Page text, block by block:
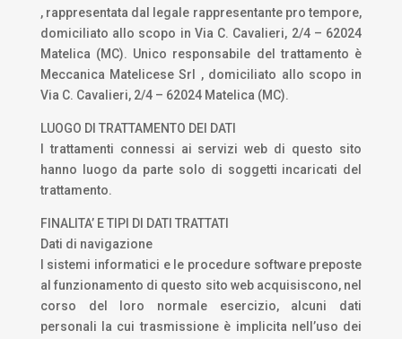
, rappresentata dal legale rappresentante pro tempore,
domiciliato allo scopo in Via C. Cavalieri, 2/4 – 62024
Matelica (MC). Unico responsabile del trattamento è
Meccanica Matelicese Srl , domiciliato allo scopo in
Via C. Cavalieri, 2/4 – 62024 Matelica (MC).
LUOGO DI TRATTAMENTO DEI DATI
I trattamenti connessi ai servizi web di questo sito
hanno luogo da parte solo di soggetti incaricati del
trattamento.
FINALITA’ E TIPI DI DATI TRATTATI
Dati di navigazione
I sistemi informatici e le procedure software preposte
al funzionamento di questo sito web acquisiscono, nel
corso del loro normale esercizio, alcuni dati
personali la cui trasmissione è implicita nell’uso dei